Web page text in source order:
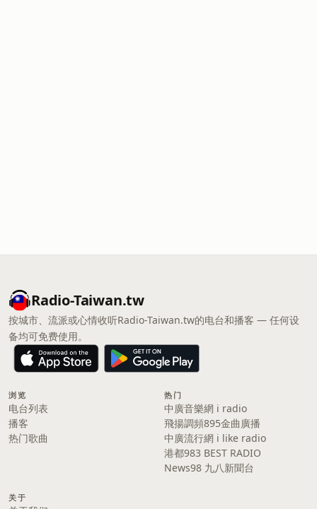
Radio-Taiwan.tw
按城市、流派或心情收听Radio-Taiwan.tw的电台和播客 — 任何设
备均可免费使用。
浏览
电台列表
播客
热门歌曲
热门
中廣音樂網 i radio
飛揚調頻895金曲廣播
中廣流行網 i like radio
港都983 BEST RADIO
News98 九八新聞台
关于